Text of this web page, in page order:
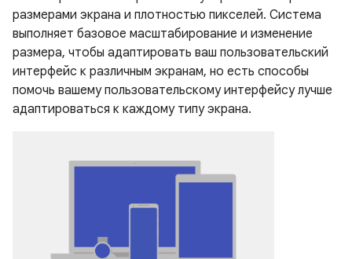
размерами экрана и плотностью пикселей. Система
выполняет базовое масштабирование и изменение
размера, чтобы адаптировать ваш пользовательский
интерфейс к различным экранам, но есть способы
помочь вашему пользовательскому интерфейсу лучше
адаптироваться к каждому типу экрана.